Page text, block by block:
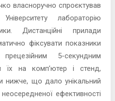
власноручно спроєктував
лабораторію
Дистанційні прилади
фіксувати показники
5-секундним
їх на комп’ютер і стенд,
нижче, що дало унікальний
ефективності